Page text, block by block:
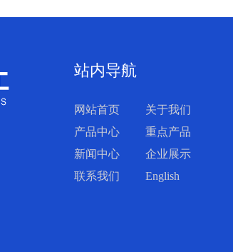
站内导航
网站首页
关于我们
产品中心
重点产品
新闻中心
企业展示
联系我们
English